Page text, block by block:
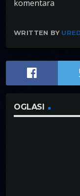
komentara
WRITTEN BY
OGLASI